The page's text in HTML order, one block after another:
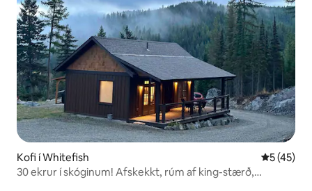
Kofi í Whitefish 5 af 5 í
5 (45)
30 ekrur í skóginum! Afskekkt, rúm af king-stærð,